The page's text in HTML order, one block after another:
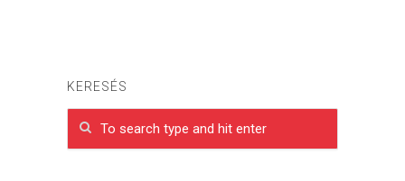
KERESÉS